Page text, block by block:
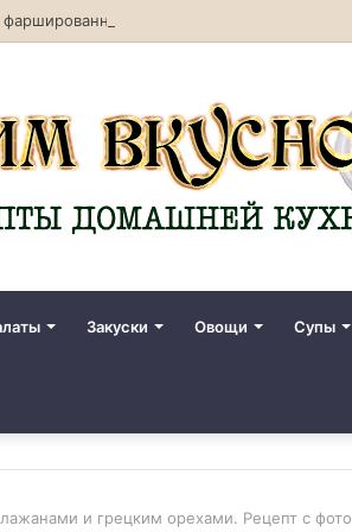
овощами. Рецепт с фото
Закуски Овощи Супы
и грецким орехами. Рецепт с фото